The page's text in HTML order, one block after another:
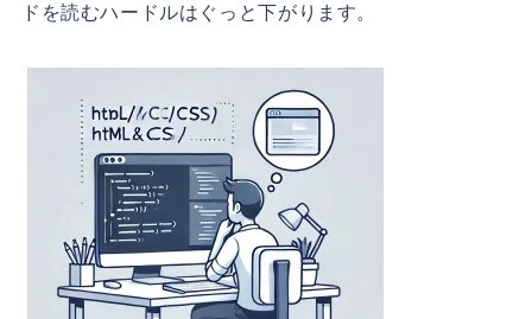
ドを読むハードルはぐっと下がります。